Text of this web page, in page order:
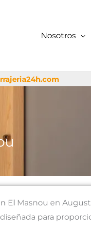
Nosotros
El Masnou en
para